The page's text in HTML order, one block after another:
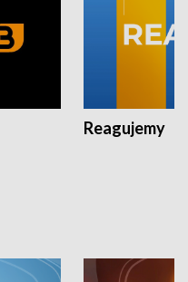
Reagujemy